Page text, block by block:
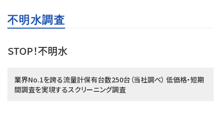
不明水調査
STOP！不明水
業界No.1を誇る流量計保有台数250台（当社調べ） 低価格・短期
間調査を実現するスクリーニング調査